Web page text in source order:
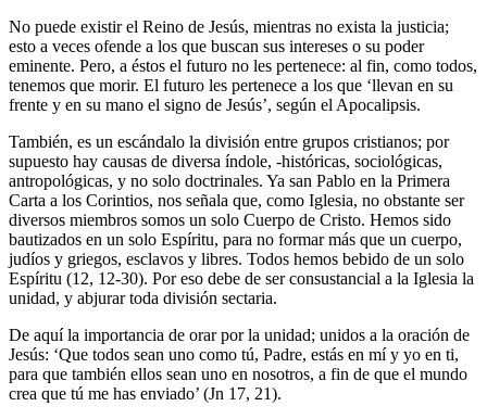
No puede existir el Reino de Jesús, mientras no exista la justicia;
esto a veces ofende a los que buscan sus intereses o su poder
eminente. Pero, a éstos el futuro no les pertenece: al fin, como todos,
tenemos que morir. El futuro les pertenece a los que ‘llevan en su
frente y en su mano el signo de Jesús’, según el Apocalipsis.
También, es un escándalo la división entre grupos cristianos; por
supuesto hay causas de diversa índole, -históricas, sociológicas,
antropológicas, y no solo doctrinales. Ya san Pablo en la Primera
Carta a los Corintios, nos señala que, como Iglesia, no obstante ser
diversos miembros somos un solo Cuerpo de Cristo. Hemos sido
bautizados en un solo Espíritu, para no formar más que un cuerpo,
judíos y griegos, esclavos y libres. Todos hemos bebido de un solo
Espíritu (12, 12-30). Por eso debe de ser consustancial a la Iglesia la
unidad, y abjurar toda división sectaria.
De aquí la importancia de orar por la unidad; unidos a la oración de
Jesús: ‘Que todos sean uno como tú, Padre, estás en mí y yo en ti,
para que también ellos sean uno en nosotros, a fin de que el mundo
crea que tú me has enviado’ (Jn 17, 21).